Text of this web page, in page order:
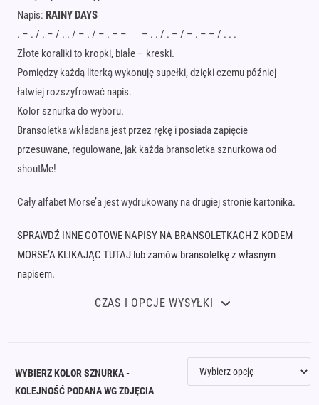
Napis:RAINY DAYS
. – . / . – / . . / – . / – . – – – . . / . – / – . – – / . . .
Złote koraliki to kropki, białe – kreski.
Pomiędzy każdą literką wykonuję supełki, dzięki czemu później
łatwiej rozszyfrować napis.
Kolor sznurka do wyboru.
Bransoletka wkładana jest przez rękę i posiada zapięcie
przesuwane, regulowane, jak każda bransoletka sznurkowa od
shoutMe!
Cały alfabet Morse’a jest wydrukowany na drugiej stronie kartonika.
SPRAWDŹ INNE GOTOWE NAPISY NA BRANSOLETKACH Z KODEM
MORSE’A KLIKAJĄC TUTAJ lub zamów bransoletkę z własnym
napisem.
CZAS I OPCJE WYSYŁKI
WYBIERZ KOLOR SZNURKA -
KOLEJNOŚĆ PODANA WG ZDJĘCIA